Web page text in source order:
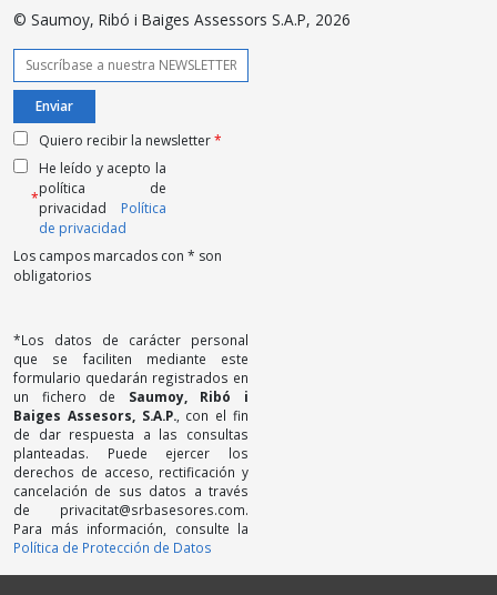
© Saumoy, Ribó i Baiges Assessors S.A.P, 2026
Los campos marcados con * son
obligatorios
Quiero recibir la newsletter*
*
He leído y acepto la
política de
privacidad Política
de privacidad
*Los datos de carácter personal
que se faciliten mediante este
formulario quedarán registrados en
un fichero de Saumoy, Ribó i
Baiges Assesors, S.A.P., con el fin
de dar respuesta a las consultas
planteadas. Puede ejercer los
derechos de acceso, rectificación y
cancelación de sus datos a través
de privacitat@srbasesores.com.
Para más información, consulte la
Política de Protección de Datos